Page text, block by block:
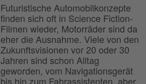
Futuristische Automobilkonzepte
finden sich oft in Science Fiction-
Filmen wieder, Motorräder sind da
eher die Ausnahme. Viele von den
Zukunftsvisionen vor 20 oder 30
Jahren sind schon Alltag
geworden, vom Navigationsgerät
bis hin zum Fahrassistenten, aber